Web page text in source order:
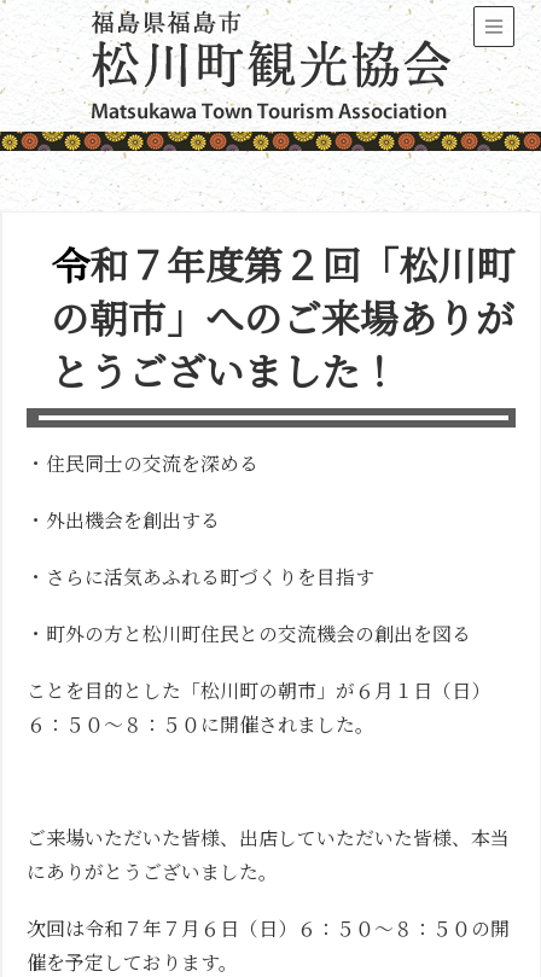
令和７年度第２回「松川町
の朝市」へのご来場ありが
とうございました！
・住民同士の交流を深める
・外出機会を創出する
・さらに活気あふれる町づくりを目指す
・町外の方と松川町住民との交流機会の創出を図る
ことを目的とした「松川町の朝市」が６月１日（日）
６：５０～８：５０に開催されました。
ご来場いただいた皆様、出店していただいた皆様、本当
にありがとうございました。
次回は令和７年７月６日（日）６：５０～８：５０の開
催を予定しております。